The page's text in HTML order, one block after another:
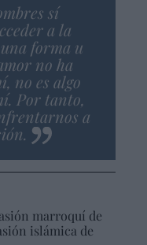
sí
a la
forma u
no ha
no es algo
Por tanto,
a
marroquí de
islámica de